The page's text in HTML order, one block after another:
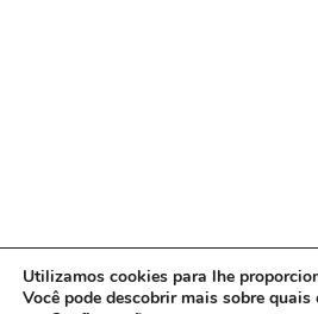
Utilizamos cookies para lhe
Você pode descobrir mais sobre